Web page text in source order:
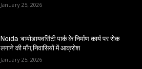
January 25, 2026
Noida :बायोडायवर्सिटी पार्क के निर्माण कार्य पर रोक
लगाने की माँग,निवासियों में आक्रोश
January 25, 2026